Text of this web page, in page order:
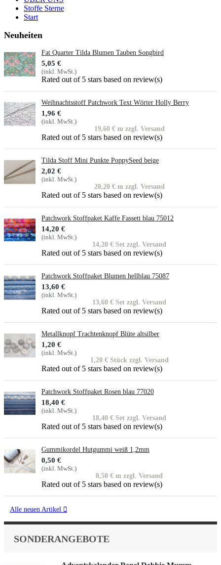
Stoffe Sterne
Start
Neuheiten
Fat Quarter Tilda Blumen Tauben Songbird
5,05 €
(inkl. MwSt.)
Rated out of 5 stars based on review(s)
Weihnachtsstoff Patchwork Text Wörter Holly Berry
1,96 €
(inkl. MwSt.)
19,60 € m zzgl. Versand
Rated out of 5 stars based on review(s)
Tilda Stoff Mini Punkte PoppySeed beige
2,02 €
(inkl. MwSt.)
20,20 € m zzgl. Versand
Rated out of 5 stars based on review(s)
Patchwork Stoffpaket Kaffe Fassett blau 75012
14,20 €
(inkl. MwSt.)
14,20 € Set zzgl. Versand
Rated out of 5 stars based on review(s)
Patchwork Stoffpaket Blumen hellblau 75087
13,60 €
(inkl. MwSt.)
13,60 € Set zzgl. Versand
Rated out of 5 stars based on review(s)
Metallknopf Trachtenknopf Blüte altsilber
1,20 €
(inkl. MwSt.)
1,20 € Stück zzgl. Versand
Rated out of 5 stars based on review(s)
Patchwork Stoffpaket Rosen blau 77020
18,40 €
(inkl. MwSt.)
18,40 € Set zzgl. Versand
Rated out of 5 stars based on review(s)
Gummikordel Hutgummi weiß 1,2mm
0,50 €
(inkl. MwSt.)
0,50 € m zzgl. Versand
Rated out of 5 stars based on review(s)
Alle neuen Artikel 
SONDERANGEBOTE